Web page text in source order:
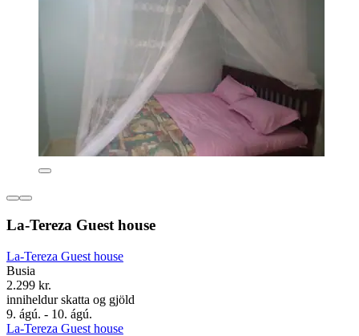
La-Tereza Guest house
La-Tereza Guest house
Busia
2.299 kr.
inniheldur skatta og gjöld
9. ágú. - 10. ágú.
La-Tereza Guest house